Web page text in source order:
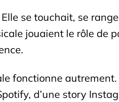
se touchait, se
jouaient le rôle
fonctionne
d’une story